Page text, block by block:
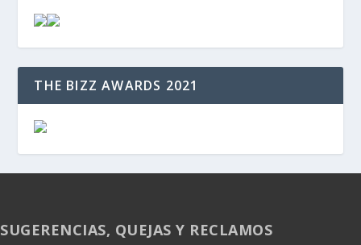
THE BIZZ AWARDS 2021
SUGERENCIAS, QUEJAS Y RECLAMOS